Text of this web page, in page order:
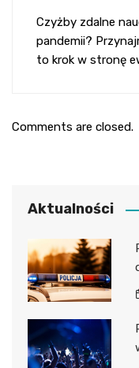
Czyżby zdalne
pandemii?
to krok w stronę
Comments are closed.
Aktualności